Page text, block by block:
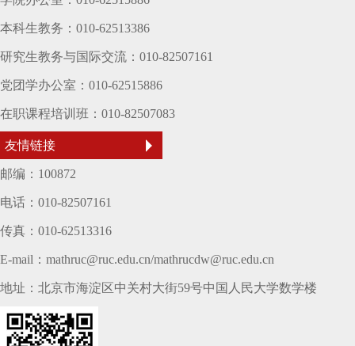
本科生教务：010-62513386
研究生教务与国际交流：010-82507161
党团学办公室：010-62515886
在职课程培训班：010-82507083
友情链接
邮编：100872
电话：010-82507161
传真：010-62513316
E-mail：mathruc@ruc.edu.cn/mathrucdw@ruc.edu.cn
地址：北京市海淀区中关村大街59号中国人民大学数学楼